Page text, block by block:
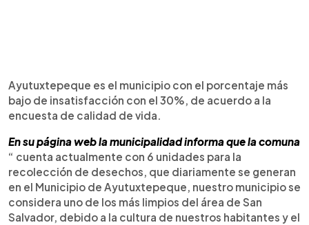
Ayutuxtepeque es el municipio con el porcentaje más
bajo de insatisfacción con el 30%, de acuerdo a la
encuesta de calidad de vida.
En su página web la municipalidad informa que la comuna
“ cuenta actualmente con 6 unidades para la
recolección de desechos, que diariamente se generan
en el Municipio de Ayutuxtepeque, nuestro municipio se
considera uno de los más limpios del área de San
Salvador, debido a la cultura de nuestros habitantes y el